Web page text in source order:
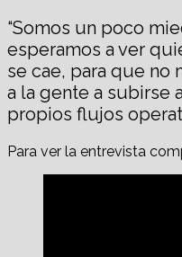
“Somos un poco
esperamos a ver
se cae, para que no
a la gente a subirse
propios flujos
Para ver la entrevista